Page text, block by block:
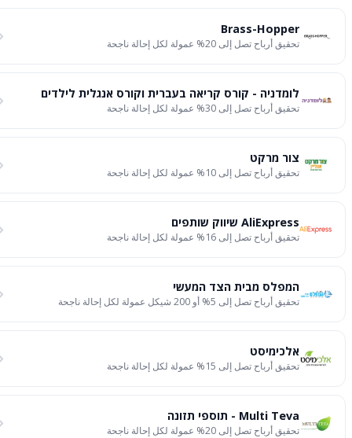
Brass-Hopper
تحقيق أرباح تصل إلى 20% عمولة لكل إحالة ناجحة
לומדניה - קורס קריאה בעברית וקורס אנגלית לילדים
تحقيق أرباح تصل إلى 30% عمولة لكل إحالة ناجحة
צור מרקט
تحقيق أرباح تصل إلى 10% عمولة لكل إحالة ناجحة
AliExpress שיווק שותפים
تحقيق أرباح تصل إلى 16% عمولة لكل إحالة ناجحة
המפלס מבית הצד המעשי
تحقيق أرباح تصل إلى 5% أو 200 شيكل عمولة لكل إحالة ناجحة
אלכימיסט
تحقيق أرباح تصل إلى 15% عمولة لكل إحالة ناجحة
Multi Teva - תוספי תזונה
تحقيق أرباح تصل إلى 20% عمولة لكل إحالة ناجحة